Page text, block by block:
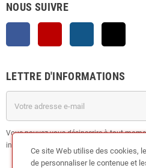
NOUS SUIVRE
LETTRE D'INFORMATIONS
Vous pouvez vous désinscrire à tout
informations de contact dans les
Ce site Web utilise des cookies,
de personnaliser le contenue et